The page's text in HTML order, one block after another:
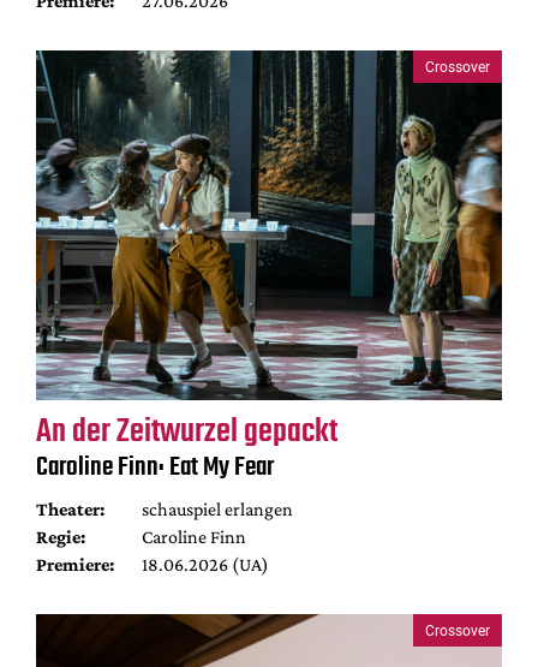
Crossover
An der Zeitwurzel gepackt
Caroline Finn: Eat My Fear
Theater:
schauspiel erlangen
Regie:
Caroline Finn
Premiere:
18.06.2026 (UA)
Crossover